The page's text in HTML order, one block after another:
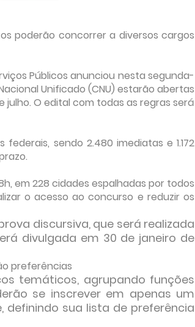
poderão concorrer a diversos cargos
Públicos anunciou nesta segunda-
Unificado (CNU) estarão abertas
julho. O edital com todas as regras será
sendo 2.480 imediatas e 1.172
em 228 cidades espalhadas por todos
o acesso ao concurso e reduzir os
discursiva, que será realizada
divulgada em 30 de janeiro de
preferências
temáticos, agrupando funções
se inscrever em apenas um
definindo sua lista de preferência